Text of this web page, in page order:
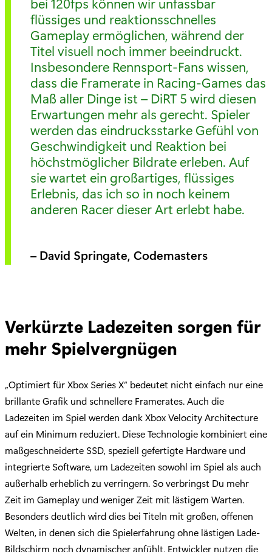
flüssiges und reaktionsschnelles
Gameplay ermöglichen, während der
Titel visuell noch immer beeindruckt.
Insbesondere Rennsport-Fans wissen,
dass die Framerate in Racing-Games das
Maß aller Dinge ist – DiRT 5 wird diesen
Erwartungen mehr als gerecht. Spieler
werden das eindrucksstarke Gefühl von
Geschwindigkeit und Reaktion bei
höchstmöglicher Bildrate erleben. Auf
sie wartet ein großartiges, flüssiges
Erlebnis, das ich so in noch keinem
anderen Racer dieser Art erlebt habe.
– David Springate, Codemasters
Verkürzte Ladezeiten sorgen für
mehr Spielvergnügen
„Optimiert für Xbox Series X“ bedeutet nicht einfach nur eine
brillante Grafik und schnellere Framerates. Auch die
Ladezeiten im Spiel werden dank Xbox Velocity Architecture
auf ein Minimum reduziert. Diese Technologie kombiniert eine
maßgeschneiderte SSD, speziell gefertigte Hardware und
integrierte Software, um Ladezeiten sowohl im Spiel als auch
außerhalb erheblich zu verringern. So verbringst Du mehr
Zeit im Gameplay und weniger Zeit mit lästigem Warten.
Besonders deutlich wird dies bei Titeln mit großen, offenen
Welten, in denen sich die Spielerfahrung ohne lästigen Lade-
Bildschirm noch dynamischer anfühlt. Entwickler nutzen die